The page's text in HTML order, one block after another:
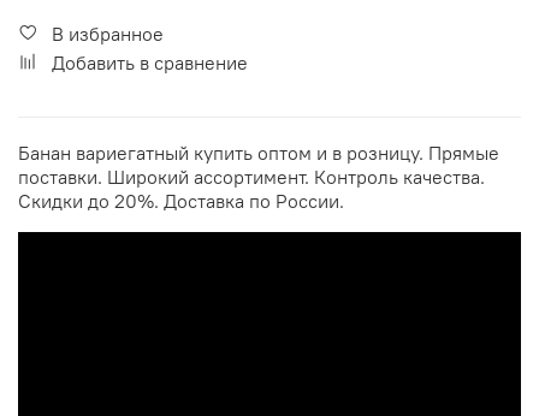
В избранное
Добавить в сравнение
Банан вариегатный купить оптом и в розницу. Прямые
поставки. Широкий ассортимент. Контроль качества.
Скидки до 20%. Доставка по России.